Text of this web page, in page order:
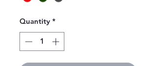
Quantity *